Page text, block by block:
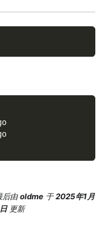
后由oldme 于2025年1月
更新